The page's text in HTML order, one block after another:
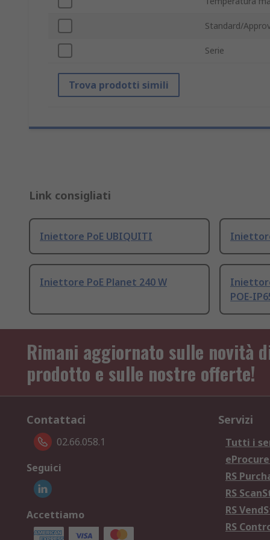
Standard/
Serie
Trova prodotti simili
Link consigliati
Iniettore PoE UBIQUITI
Iniettore PoE Planet 240 W
POE-
Rimani aggiornato sulle novità
prodotto e sulle nostre offerte!
Contattaci
02.66.058.1
Seguici
Accettiamo
Servizi
Tutti i
RS
RS
RS
RS